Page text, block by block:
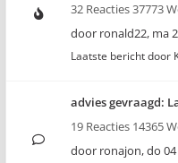
32 Reacties 37773
door ronald22, ma
Laatste bericht door
advies gevraagd:
19 Reacties 14365
door ronajon,do